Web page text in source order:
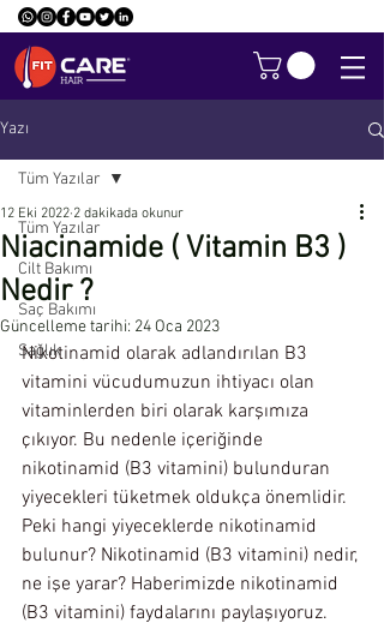
Yazı
Tüm Yazılar
Cilt Bakımı
Saç Bakımı
Sağlık
Tüm Yazılar
Niacinamide ( Vitamin B3 )
Nedir ?
12 Eki 2022 2 dakikada okunur
Güncelleme tarihi: 24 Oca 2023
Nikotinamid olarak adlandırılan B3
vitamini vücudumuzun ihtiyacı olan
vitaminlerden biri olarak karşımıza
çıkıyor. Bu nedenle içeriğinde
nikotinamid (B3 vitamini) bulunduran
yiyecekleri tüketmek oldukça önemlidir.
Peki hangi yiyeceklerde nikotinamid
bulunur? Nikotinamid (B3 vitamini) nedir,
ne işe yarar? Haberimizde nikotinamid
(B3 vitamini) faydalarını paylaşıyoruz.